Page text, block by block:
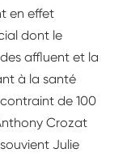
en effet
dont le
affluent et la
à la santé
de 100
Crozat
Julie